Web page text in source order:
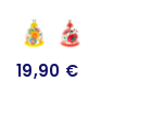
19,90 €